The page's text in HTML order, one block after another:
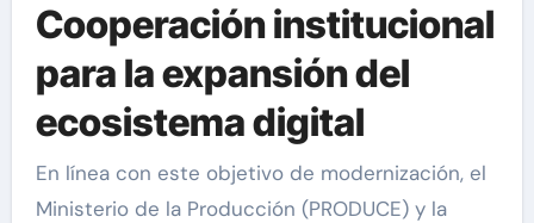
Cooperación institucional
para la expansión del
ecosistema digital
En línea con este objetivo de modernización, el
Ministerio de la Producción (PRODUCE) y la